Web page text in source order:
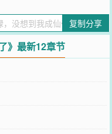
回来了》还不错的话请不要
！
复制分享
》最新12章节